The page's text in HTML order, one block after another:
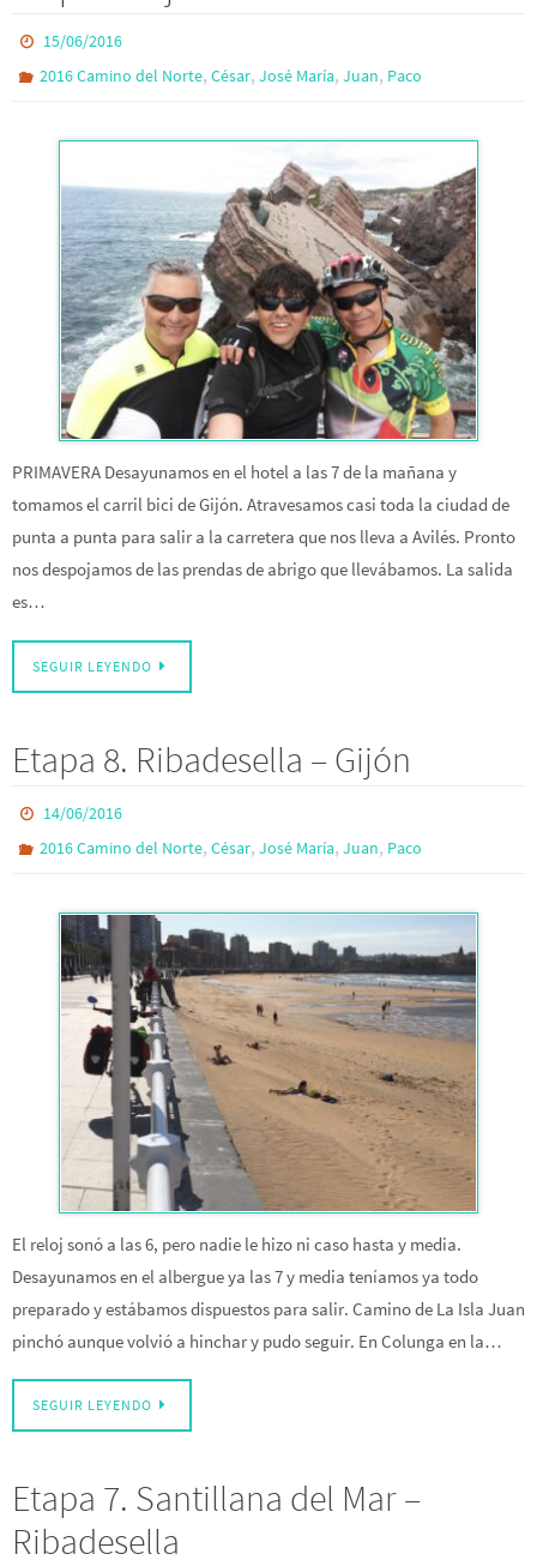
15/06/2016
2016 Camino del Norte,César,José María,Juan, Paco
PRIMAVERA Desayunamos en el hotel a las 7 de la mañana y
tomamos el carril bici de Gijón. Atravesamos casi toda la ciudad de
punta a punta para salir a la carretera que nos lleva a Avilés. Pronto
nos despojamos de las prendas de abrigo que llevábamos. La salida
es…
SEGUIR LEYENDO
Etapa 8. Ribadesella – Gijón
14/06/2016
2016 Camino del Norte,César,José María,Juan, Paco
El reloj sonó a las 6, pero nadie le hizo ni caso hasta y media.
Desayunamos en el albergue ya las 7 y media teníamos ya todo
preparado y estábamos dispuestos para salir. Camino de La Isla Juan
pinchó aunque volvió a hinchar y pudo seguir. En Colunga en la…
SEGUIR LEYENDO
Etapa 7. Santillana del Mar –
Ribadesella